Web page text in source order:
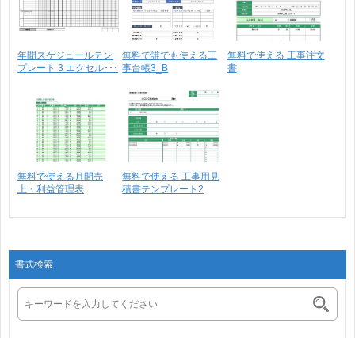
年間スケジュールテン
プレート 3 エクセル･･･
無料で誰でも使える工
事台帳3_B
無料で使える 工事注文
書
無料で使える月間売
上・利益管理表
無料で使える 工事用見
積書テンプレート2
書式検索